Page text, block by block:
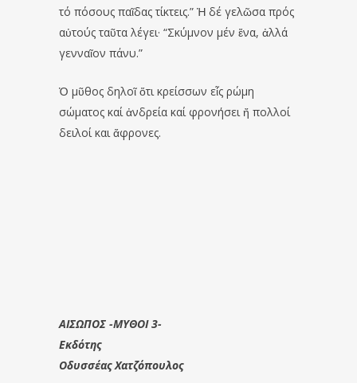
τό πόσους παῖδας τίκτεις.” Ἡ δέ γελῶσα πρός
αὐτούς ταῦτα λέγει· “Σκύμνον μέν ἕνα, ἀλλά
γενναῖον πάνυ.”
Ὁ μῦθος δηλοῖ ὅτι κρείσσων εἷς ρώμη
σώματος καί ἀνδρεία καί φρονήσει ἤ πολλοί
δειλοί και ἄφρονες.
ΑΙΣΩΠΟΣ -ΜΥΘΟΙ 3-
Εκδότης
Οδυσσέας Χατζόπουλος